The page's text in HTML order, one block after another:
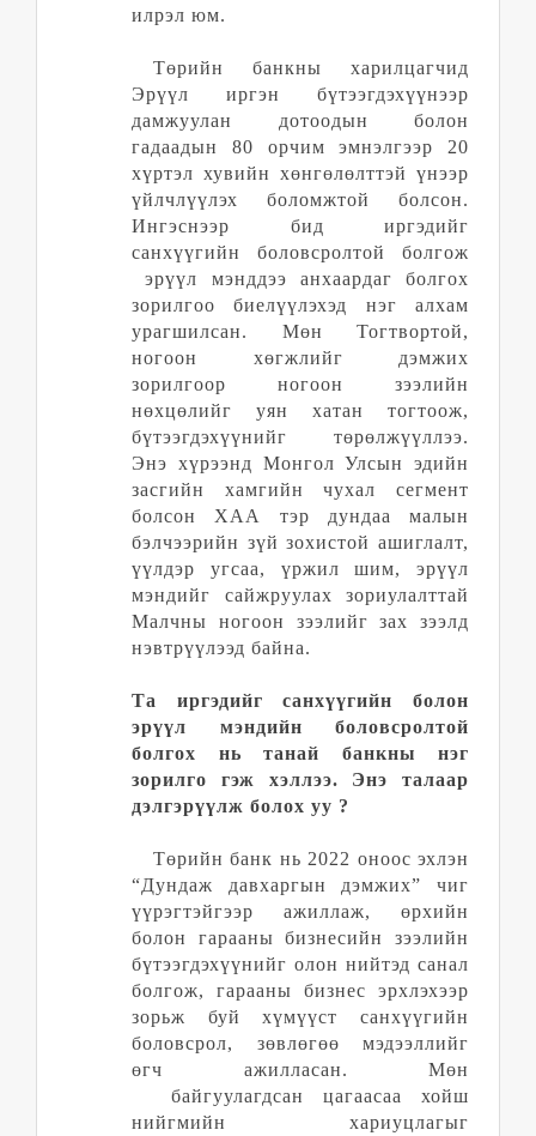
илрэл юм.
Төрийн банкны харилцагчид
Эрүүл иргэн бүтээгдэхүүнээр
дамжуулан дотоодын болон
гадаадын 80 орчим эмнэлгээр 20
хүртэл хувийн хөнгөлөлттэй үнээр
үйлчлүүлэх боломжтой болсон.
Ингэснээр бид иргэдийг
санхүүгийн боловсролтой болгож
эрүүл мэнддээ анхаардаг болгох
зорилгоо биелүүлэхэд нэг алхам
урагшилсан. Мөн Тогтвортой,
ногоон хөгжлийг дэмжих
зорилгоор ногоон зээлийн
нөхцөлийг уян хатан тогтоож,
бүтээгдэхүүнийг төрөлжүүллээ.
Энэ хүрээнд МонголУлсын эдийн
засгийн хамгийн чухал сегмент
болсон ХАА тэр дундаа малын
бэлчээрийн зүй зохистой ашиглалт,
үүлдэр угсаа, үржил шим, эрүүл
мэндийг сайжруулах зориулалттай
Малчны ногоон зээлийг зах зээлд
нэвтрүүлээд байна.
Та иргэдийг санхүүгийн болон
эрүүл мэндийн боловсролтой
болгох нь танай банкны нэг
зорилго гэж хэллээ. Энэ талаар
дэлгэрүүлж болох уу ?
Төрийн банк нь 2022 оноос эхлэн
“Дундаж давхаргын дэмжих” чиг
үүрэгтэйгээр ажиллаж, өрхийн
болон гарааны бизнесийн зээлийн
бүтээгдэхүүнийг олон нийтэд санал
болгож, гарааны бизнес эрхлэхээр
зорьж буй хүмүүст санхүүгийн
боловсрол, зөвлөгөө мэдээллийг
өгч ажилласан. Мөн
байгуулагдсан цагаасаа хойш
нийгмийн хариуцлагыг